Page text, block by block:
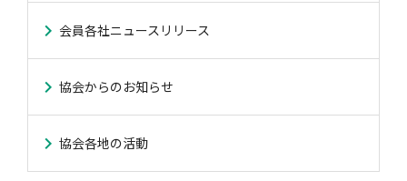
会員各社ニュースリリース
協会からのお知らせ
協会各地の活動